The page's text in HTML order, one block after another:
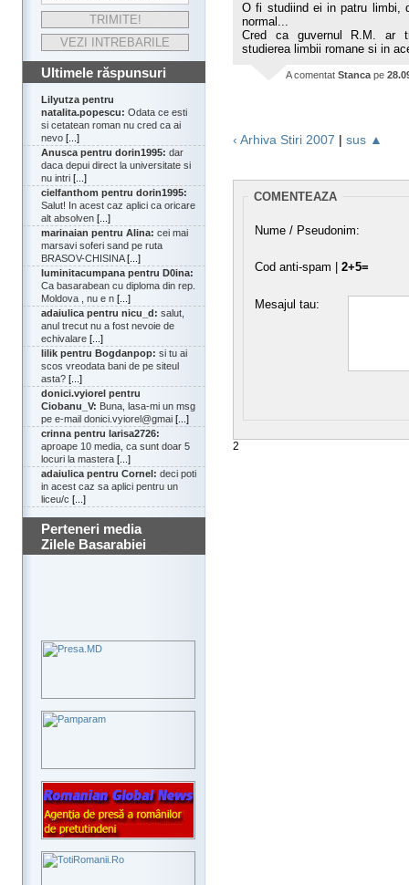
Ultimele răspunsuri
Lilyutza pentru
natalita.popescu: Odata ce esti
si cetatean roman nu cred ca ai
nevo [...]
Anusca pentru dorin1995: dar
daca depui direct la universitate si
nu intri [...]
cielfanthom pentru dorin1995:
Salut! In acest caz aplici ca oricare
alt absolven [...]
marinaian pentru Alina: cei mai
marsavi soferi sand pe ruta
BRASOV-CHISINA[...]
luminitacumpana pentru D0ina:
Ca basarabean cu diploma din rep.
Moldova , nu e n [...]
adaiulica pentru nicu_d: salut,
anul trecut nu a fost nevoie de
echivalare [...]
lilik pentru Bogdanpop: si tu ai
scos vreodata bani de pe siteul
asta? [...]
donici.vyiorel pentru
Ciobanu_V: Buna, lasa-mi un msg
pe e-mail donici.vyiorel@gmai [...]
crinna pentru larisa2726:
aproape 10 media, ca sunt doar 5
locuri la mastera [...]
adaiulica pentru Cornel: deci poti
in acest caz sa aplici pentru un
liceu/c [...]
Perteneri media
Zilele Basarabiei
O fi studiind ei in patru limbi,
normal...
Cred ca guvernul R.M. ar
studierea limbii romane si in
A comentat Stanca pe
‹ Arhiva Stiri 2007 | sus ▲
COMENTEAZA
Nume / Pseudonim:
Cod anti-spam | 2+5=
Mesajul tau:
2